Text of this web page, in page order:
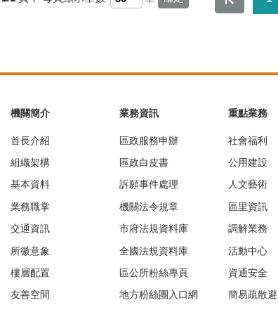
機關簡介
首長介紹
組織架構
基本資料
業務職掌
交通資訊
所徽意象
樓層配置
友善空間
業務資訊
區政服務申辦
區政白皮書
訴願事件處理
機關法令規章
市府法規資料庫
全國法規資料庫
區公所粉絲專頁
地方粉絲團入口網
重點業務
社會福利
公用建設
人文藝術
區里資訊
調解業務
活動中心
資通安全
簡易疏散